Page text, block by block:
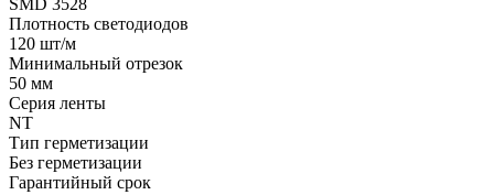
Плотность светодиодов
120 шт/м
Минимальный отрезок
50 мм
Серия ленты
NT
Тип герметизации
Без герметизации
Гарантийный срок